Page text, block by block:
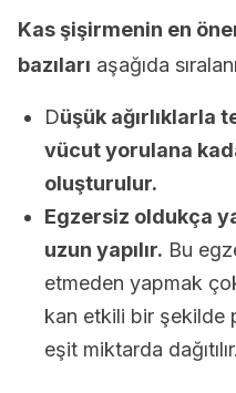
Kas şişirmenin en
bazıları aşağıda
Düşük ağırlıklarla
vücut yorulana
oluşturulur.
Egzersiz oldukça
uzun yapılır. Bu
etmeden yapmak
kan etkili bir şekilde
eşit miktarda dağıtılır.